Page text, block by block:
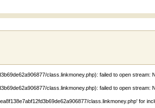
class.linkmoney.php): failed to open stream:
class.linkmoney.php): failed to open stream:
class.linkmoney.php' for